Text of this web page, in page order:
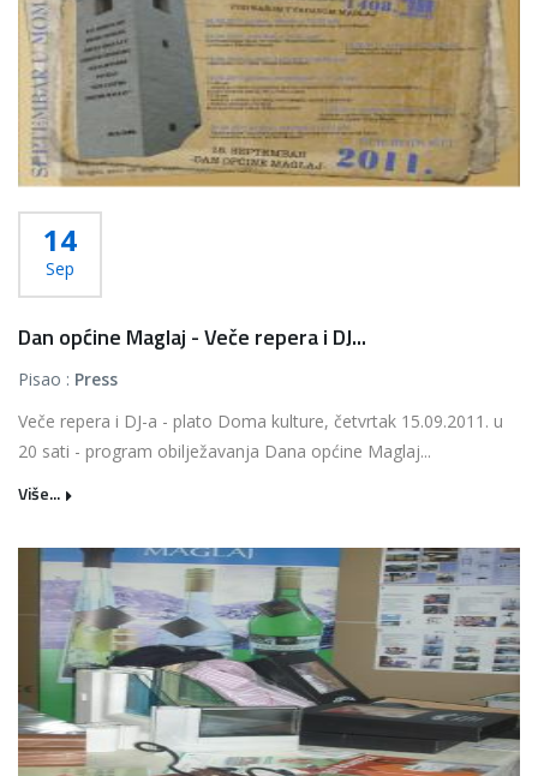
14
Sep
Dan općine Maglaj - Veče repera i DJ...
Pisao : Press
Veče repera i DJ-a - plato Doma kulture, četvrtak 15.09.2011. u
20 sati - program obilježavanja Dana općine Maglaj...
Više...